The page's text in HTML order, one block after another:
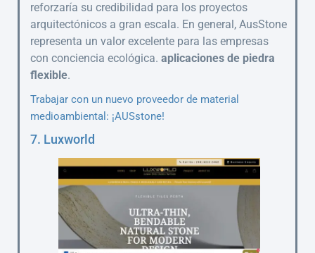
reforzaría su credibilidad para los proyectos
arquitectónicos a gran escala. En general, AusStone
representa un valor excelente para las empresas
con conciencia ecológica. aplicaciones de piedra
flexible.
Trabajar con un nuevo proveedor de material
medioambiental: ¡AUSstone!
7. Luxworld